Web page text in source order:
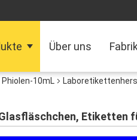
Über uns
10mL
Etiketten